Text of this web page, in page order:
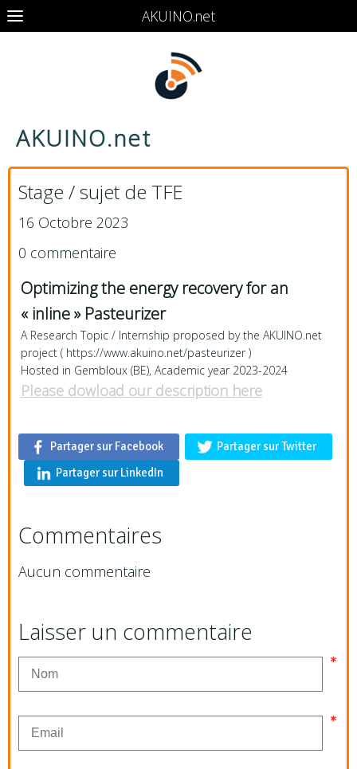
AKUINO.net
AKUINO.net
Stage / sujet de TFE
16 Octobre 2023
0 commentaire
Optimizing the energy recovery for an
« inline » Pasteurizer
A Research Topic / Internship proposed by the AKUINO.net
project ( https://www.akuino.net/pasteurizer )
Hosted in Gembloux (BE), Academic year 2023-2024
Please dowload our description here
Partager sur Facebook
Partager sur Twitter
Partager sur LinkedIn
Commentaires
Aucun commentaire
Laisser un commentaire